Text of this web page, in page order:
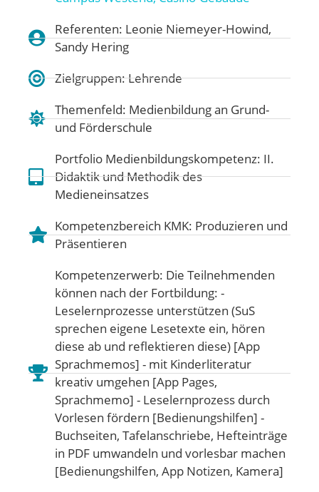
Referenten: Leonie Niemeyer-Howind,
Sandy Hering
Zielgruppen: Lehrende
Themenfeld: Medienbildung an Grund-
und Förderschule
Portfolio Medienbildungskompetenz: II.
Didaktik und Methodik des
Medieneinsatzes
Kompetenzbereich KMK: Produzieren und
Präsentieren
Kompetenzerwerb: Die Teilnehmenden
können nach der Fortbildung: -
Leselernprozesse unterstützen (SuS
sprechen eigene Lesetexte ein, hören
diese ab und reflektieren diese) [App
Sprachmemos] - mit Kinderliteratur
kreativ umgehen [App Pages,
Sprachmemo] - Leselernprozess durch
Vorlesen fördern [Bedienungshilfen] -
Buchseiten, Tafelanschriebe, Hefteinträge
in PDF umwandeln und vorlesbar machen
[Bedienungshilfen, App Notizen, Kamera]